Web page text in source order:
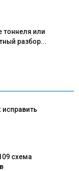
тоннеля или
разбор...
схема